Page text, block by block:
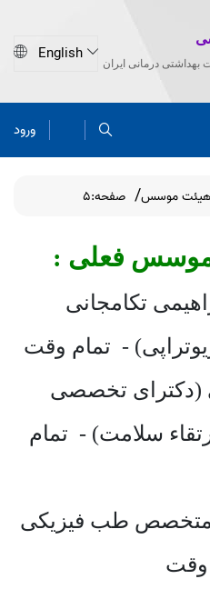
درمانی ایران
ورود
هیئت موسس صفحه:5
فعلی :
تکامجانی
- تمام وقت
(دکترای تخصصی
سلامت) - تمام
(متخصص طب فیزیکی
وقت